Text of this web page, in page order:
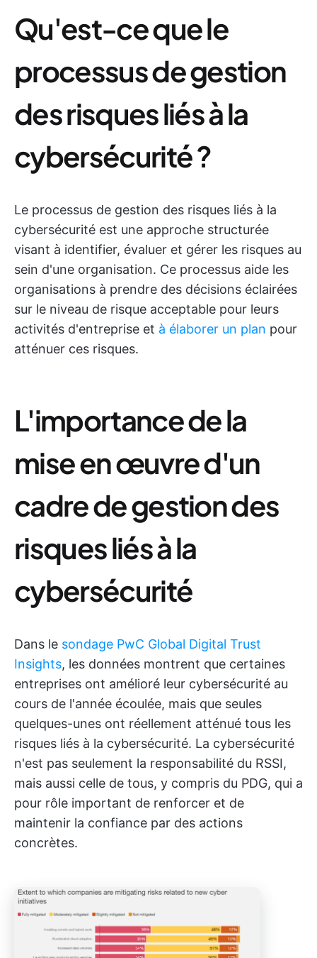
Qu'est-ce que le
processus de gestion
des risques liés à la
cybersécurité ?
Le processus de gestion des risques liés à la
cybersécurité est une approche structurée
visant à identifier, évaluer et gérer les risques au
sein d'une organisation. Ce processus aide les
organisations à prendre des décisions éclairées
sur le niveau de risque acceptable pour leurs
activités d'entreprise et à élaborer un plan pour
atténuer ces risques.
L'importance de la
mise en œuvre d'un
cadre de gestion des
risques liés à la
cybersécurité
Dans le sondage PwC Global Digital Trust
Insights, les données montrent que certaines
entreprises ont amélioré leur cybersécurité au
cours de l'année écoulée, mais que seules
quelques-unes ont réellement atténué tous les
risques liés à la cybersécurité. La cybersécurité
n'est pas seulement la responsabilité du RSSI,
mais aussi celle de tous, y compris du PDG, qui a
pour rôle important de renforcer et de
maintenir la confiance par des actions
concrètes.